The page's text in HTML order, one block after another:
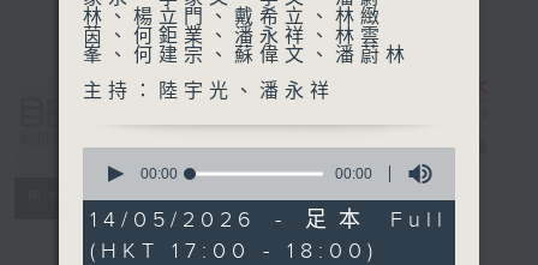
所有集數
自由風自由
PHONE
電台直播
林、楊立門、戴希立、林緻
茵、何鉅業、潘永祥、林雲
峯、何建宗、蘇偉文、潘蔚林
主持：陸宇光、潘永祥
seconds
0
seconds
00:00 00:00
14/05/2026 - 足本 Full
(HKT 17:00 - 18:00)